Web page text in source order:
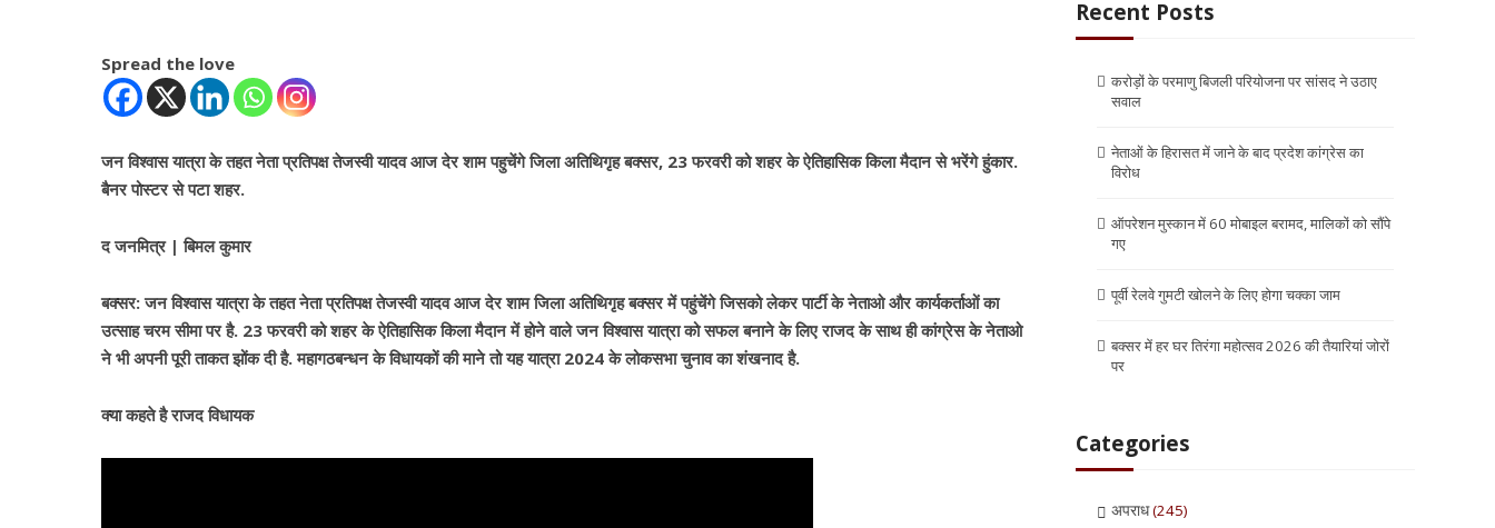
Spread the love
जन विश्वास यात्रा के तहत नेता प्रतिपक्ष तेजस्वी यादव आज देर शाम पहुचेंगे जिला अतिथिगृह बक्सर, 23 फरवरी को शहर के ऐतिहासिक किला मैदान से भरेंगे हुंकार.
बैनर पोस्टर से पटा शहर.
द जनमित्र | बिमल कुमार
बक्सर: जन विश्वास यात्रा के तहत नेता प्रतिपक्ष तेजस्वी यादव आज देर शाम जिला अतिथिगृह बक्सर में पहुंचेंगे जिसको लेकर पार्टी के नेताओ और कार्यकर्ताओं का
उत्साह चरम सीमा पर है. 23 फरवरी को शहर के ऐतिहासिक किला मैदान में होने वाले जन विश्वास यात्रा को सफल बनाने के लिए राजद के साथ ही कांग्रेस के नेताओ
ने भी अपनी पूरी ताकत झोंक दी है. महागठबन्धन के विधायकों की माने तो यह यात्रा 2024 के लोकसभा चुनाव का शंखनाद है.
क्या कहते है राजद विधायक
Recent Posts
करोड़ों के परमाणु बिजली परियोजना पर सांसद ने उठाए
सवाल
नेताओं के हिरासत में जाने के बाद प्रदेश कांग्रेस का
विरोध
ऑपरेशन मुस्कान में 60 मोबाइल बरामद, मालिकों को सौंपे
गए
पूर्वी रेलवे गुमटी खोलने के लिए होगा चक्का जाम
बक्सर में हर घर तिरंगा महोत्सव 2026 की तैयारियां जोरों
पर
Categories
अपराध(245)